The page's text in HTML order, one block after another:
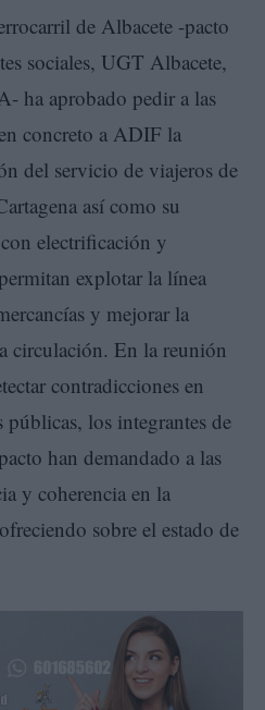
de Albacete -pacto
sociales, UGT Albacete,
ha aprobado pedir a las
concreto a ADIF la
del servicio de viajeros de
así como su
electrificación y
explotar la línea
y mejorar la
circulación. En la reunión
contradicciones en
públicas, los integrantes de
han demandado a las
y coherencia en la
sobre el estado de